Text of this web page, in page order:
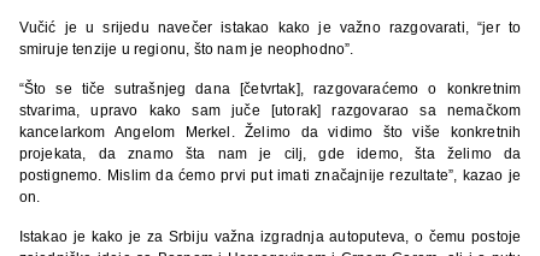
Vučić je u srijedu navečer istakao kako je važno razgovarati, “jer to
smiruje tenzije u regionu, što nam je neophodno”.
“Što se tiče sutrašnjeg dana [četvrtak], razgovaraćemo o konkretnim
stvarima, upravo kako sam juče [utorak] razgovarao sa nemačkom
kancelarkom Angelom Merkel. Želimo da vidimo što više konkretnih
projekata, da znamo šta nam je cilj, gde idemo, šta želimo da
postignemo. Mislim da ćemo prvi put imati značajnije rezultate”, kazao je
on.
Istakao je kako je za Srbiju važna izgradnja autoputeva, o čemu postoje